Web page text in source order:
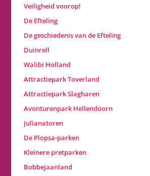
Veiligheid voorop!
De Efteling
De geschiedenis van de Efteling
Duinrell
Walibi Holland
Attractiepark Toverland
Attractiepark Slagharen
Avonturenpark Hellendoorn
Julianatoren
De Plopsa-parken
Kleinere pretparken
Bobbejaanland